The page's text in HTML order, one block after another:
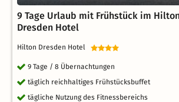
9 Tage Urlaub mit Frühstück im
Dresden Hotel
Hilton Dresden Hotel
9 Tage / 8 Übernachtungen
täglich reichhaltiges Frühstücksbuffet
tägliche Nutzung des Fitnessbereichs